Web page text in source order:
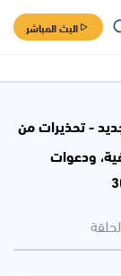
البث المباشر
- تحذيرات من
ودعوات